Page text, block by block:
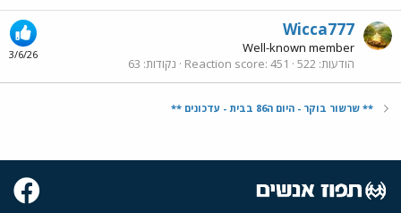
3/6/26
Wicca777
Well-known member
הודעות 522
Reaction score 451 נקודות 63
** שרשור בוקר - היום ה86 בבית - עדכונים **